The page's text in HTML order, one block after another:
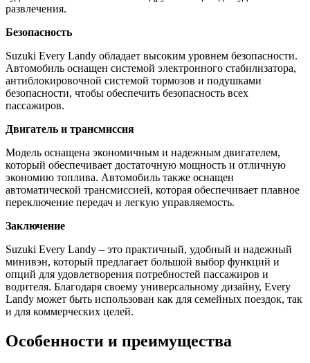
развлечения.
Безопасность
Suzuki Every Landy обладает высоким уровнем безопасности.
Автомобиль оснащен системой электронного стабилизатора,
антиблокировочной системой тормозов и подушками
безопасности, чтобы обеспечить безопасность всех
пассажиров.
Двигатель и трансмиссия
Модель оснащена экономичным и надежным двигателем,
который обеспечивает достаточную мощность и отличную
экономию топлива. Автомобиль также оснащен
автоматической трансмиссией, которая обеспечивает плавное
переключение передач и легкую управляемость.
Заключение
Suzuki Every Landy – это практичный, удобный и надежный
минивэн, который предлагает большой выбор функций и
опций для удовлетворения потребностей пассажиров и
водителя. Благодаря своему универсальному дизайну, Every
Landy может быть использован как для семейных поездок, так
и для коммерческих целей.
Особенности и преимущества